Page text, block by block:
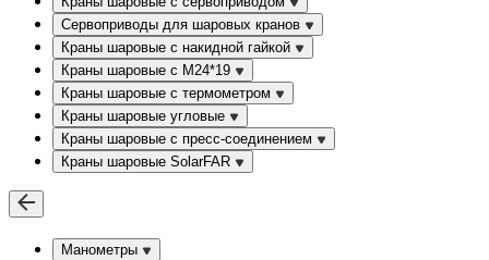
Сервоприводы для шаровых кранов
Краны шаровые с накидной гайкой
Краны шаровые с М24*19
Краны шаровые с термометром
Краны шаровые угловые
Краны шаровые c пресс-соединением
Краны шаровые SolarFAR
Манометры